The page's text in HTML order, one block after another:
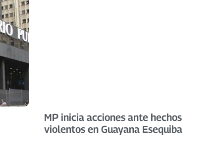
MP inicia acciones ante hechos
violentos en Guayana Esequiba